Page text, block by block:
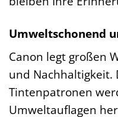
Umweltschonend
Canon legt großen
und Nachhaltigkeit.
Tintenpatronen
Umweltauflagen